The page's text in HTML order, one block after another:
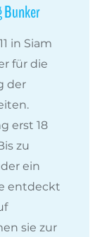
Bunker
in Siam
für die
der
erst 18
zu
ein
entdeckt
sie zur